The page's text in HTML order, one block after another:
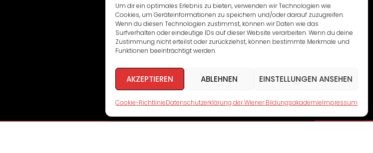
Um dir ein optimales Erlebnis zu bieten, verwenden wir Technologien wie
Cookies, um Geräteinformationen zu speichern und/oder darauf zuzugreifen.
Wenn du diesen Technologien zustimmst, können wir Daten wie das
Surfverhalten oder eindeutige IDs auf dieser Website verarbeiten. Wenn du deine
Zustimmung nicht erteilst oder zurückziehst, können bestimmte Merkmale und
Funktionen beeinträchtigt werden.
AKZEPTIEREN ABLEHNEN EINSTELLUNGEN ANSEHEN
Cookie-RichtlinieDatenschutzerklärung der Wiener BildungsakademieImpressum